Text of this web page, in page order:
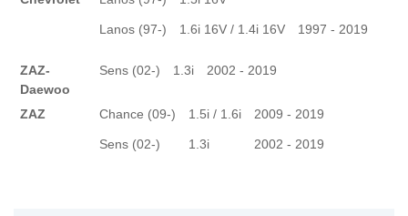
Lanos (97-) 1.6i 16V / 1.4i 16V 1997 - 2019
ZAZ-
Daewoo
Sens (02-) 1.3i 2002 - 2019
ZAZ Chance (09-) 1.5i / 1.6i 2009 - 2019
Sens (02-) 1.3i 2002 - 2019